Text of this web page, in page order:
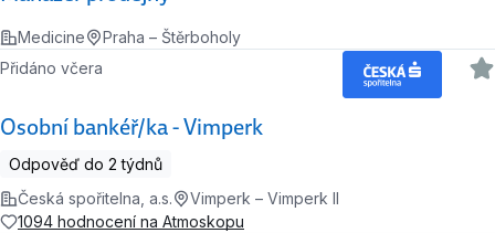
Medicine Praha – Štěrboholy
Osobní bankéř/ka - Vimperk
Přidáno včera
Odpověď do 2 týdnů
Česká spořitelna, a.s.
Vimperk – Vimperk II
1094 hodnocení na Atmoskopu